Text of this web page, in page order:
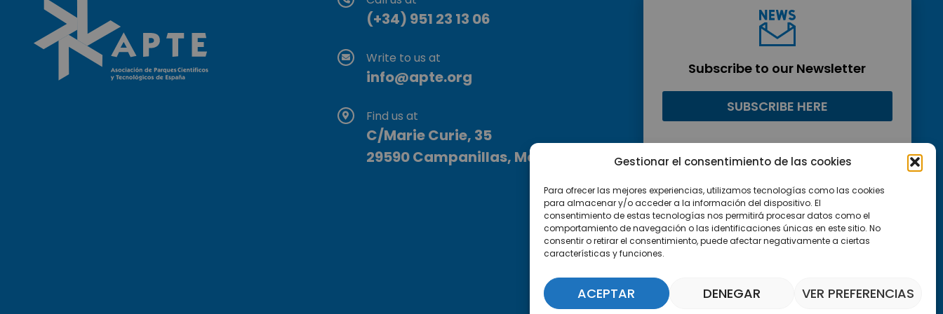
Gestionar el consentimiento de las cookies
Para ofrecer las mejores experiencias, utilizamos tecnologías como las cookies
para almacenar y/o acceder a la información del dispositivo. El
consentimiento de estas tecnologías nos permitirá procesar datos como el
comportamiento de navegación o las identificaciones únicas en este sitio. No
consentir o retirar el consentimiento, puede afectar negativamente a ciertas
características y funciones.
ACEPTAR DENEGAR VER PREFERENCIAS
(+34) 951 23 13 06
Write to us at
info@apte.org
Find us at
C/Marie Curie, 35
29590 Campanillas, Málaga
Subscribe to our Newsletter
SUBSCRIBE HERE